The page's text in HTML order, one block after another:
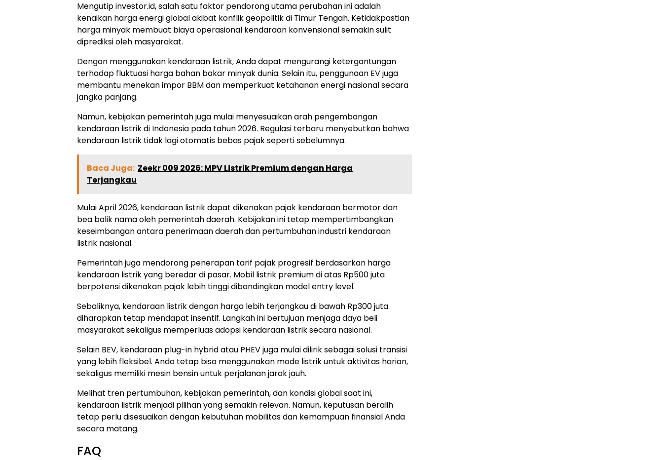
Mengutip investor.id, salah satu faktor pendorong utama perubahan ini adalah
kenaikan harga energi global akibat konflik geopolitik di Timur Tengah. Ketidakpastian
harga minyak membuat biaya operasional kendaraan konvensional semakin sulit
diprediksi oleh masyarakat.
Dengan menggunakan kendaraan listrik, Anda dapat mengurangi ketergantungan
terhadap fluktuasi harga bahan bakar minyak dunia. Selain itu, penggunaan EV juga
membantu menekan impor BBM dan memperkuat ketahanan energi nasional secara
jangka panjang.
Namun, kebijakan pemerintah juga mulai menyesuaikan arah pengembangan
kendaraan listrik di Indonesia pada tahun 2026. Regulasi terbaru menyebutkan bahwa
kendaraan listrik tidak lagi otomatis bebas pajak seperti sebelumnya.
Baca Juga: Zeekr 009 2026: MPV Listrik Premium dengan Harga
Terjangkau
Mulai April 2026, kendaraan listrik dapat dikenakan pajak kendaraan bermotor dan
bea balik nama oleh pemerintah daerah. Kebijakan ini tetap mempertimbangkan
keseimbangan antara penerimaan daerah dan pertumbuhan industri kendaraan
listrik nasional.
Pemerintah juga mendorong penerapan tarif pajak progresif berdasarkan harga
kendaraan listrik yang beredar di pasar. Mobil listrik premium di atas Rp500 juta
berpotensi dikenakan pajak lebih tinggi dibandingkan model entry level.
Sebaliknya, kendaraan listrik dengan harga lebih terjangkau di bawah Rp300 juta
diharapkan tetap mendapat insentif. Langkah ini bertujuan menjaga daya beli
masyarakat sekaligus memperluas adopsi kendaraan listrik secara nasional.
Selain BEV, kendaraan plug-in hybrid atau PHEV juga mulai dilirik sebagai solusi transisi
yang lebih fleksibel. Anda tetap bisa menggunakan mode listrik untuk aktivitas harian,
sekaligus memiliki mesin bensin untuk perjalanan jarak jauh.
Melihat tren pertumbuhan, kebijakan pemerintah, dan kondisi global saat ini,
kendaraan listrik menjadi pilihan yang semakin relevan. Namun, keputusan beralih
tetap perlu disesuaikan dengan kebutuhan mobilitas dan kemampuan finansial Anda
secara matang.
FAQ